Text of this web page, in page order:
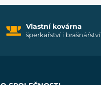
Vlastní kovárna
šperkařství i brašnářství